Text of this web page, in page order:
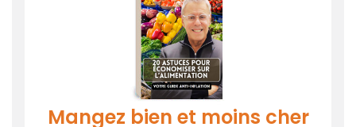
Mangez bien et moins cher